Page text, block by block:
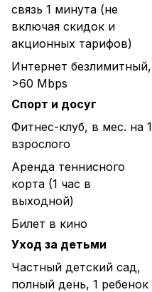
связь 1 минута (не
включая скидок и
акционных тарифов)
Интернет безлимитный,
>60 Mbps
Спорт и досуг
Фитнес-клуб, в мес. на 1
взрослого
Аренда теннисного
корта (1 час в
выходной)
Билет в кино
Уход за детьми
Частный детский сад,
полный день, 1 ребенок